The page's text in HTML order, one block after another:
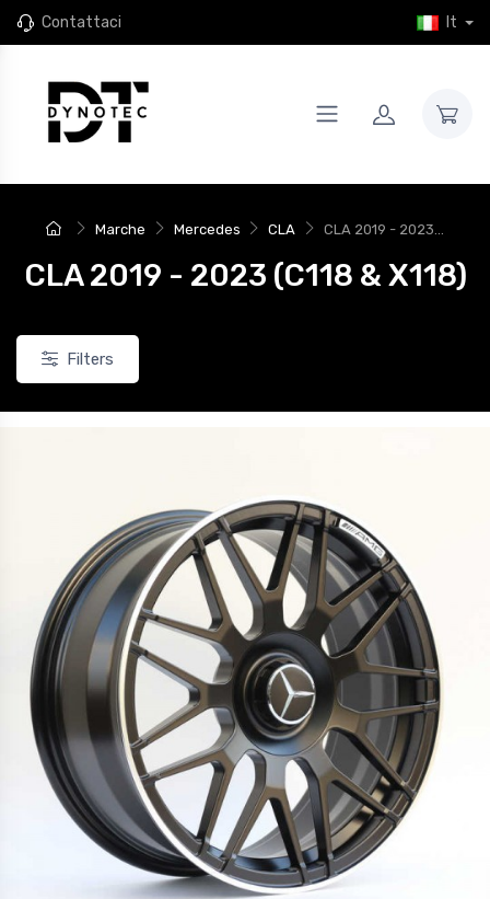
Contattaci It
Marche Mercedes CLA CLA 2019 - 2023...
CLA 2019 - 2023 (C118 & X118)
Filters